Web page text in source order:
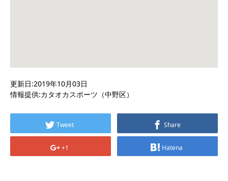
更新日:2019年10月03日
情報提供:カタオカスポーツ（中野区）
Tweet Share
+1 Hatena